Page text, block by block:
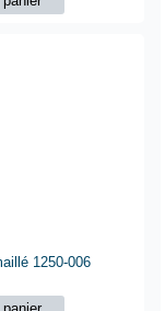
1250-006